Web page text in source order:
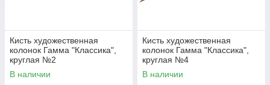
Кисть художественная
колонок Гамма "Классика",
круглая №2
В наличии
Кисть художественная
колонок Гамма "Классика",
круглая №4
В наличии